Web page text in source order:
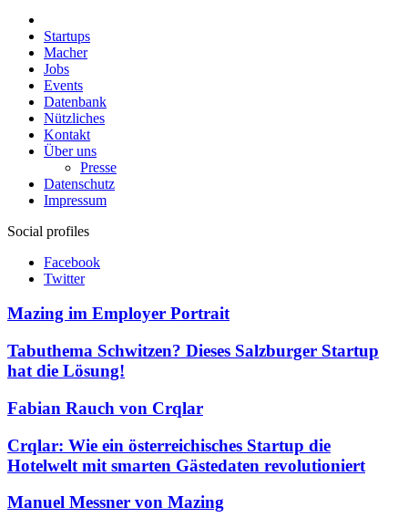
Startups
Macher
Jobs
Events
Datenbank
Nützliches
Kontakt
Über uns
Presse
Datenschutz
Impressum
Social profiles
Facebook
Twitter
Mazing im Employer Portrait
Tabuthema Schwitzen? Dieses Salzburger Startup
hat die Lösung!
Fabian Rauch von Crqlar
Crqlar: Wie ein österreichisches Startup die
Hotelwelt mit smarten Gästedaten revolutioniert
Manuel Messner von Mazing